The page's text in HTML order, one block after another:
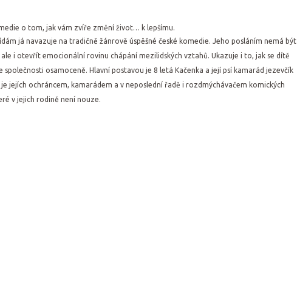
o tom, jak vám zvíře změní život… k lepšímu.
já navazuje na tradičně žánrově úspěšné české komedie. Jeho posláním nemá být
i otevřít emocionální rovinu chápání mezilidských vztahů. Ukazuje i to, jak se dítě
společnosti osamoceně. Hlavní postavou je 8 letá Kačenka a její psí kamarád jezevčík
je jejích ochráncem, kamarádem a v neposlední řadě i rozdmýchávačem komických
v jejich rodině není nouze.